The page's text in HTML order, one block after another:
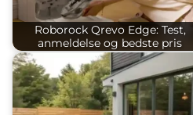
Roborock Qrevo Edge: Test,
anmeldelse og bedste pris